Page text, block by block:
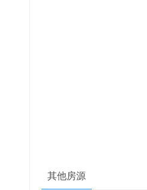
其他房源